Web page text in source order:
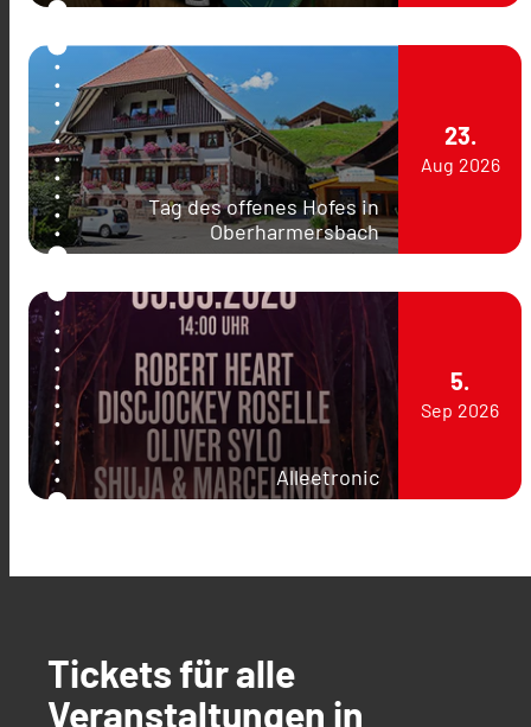
Tag des offenes Hofes in
Oberharmersbach
23.
Aug 2026
Alleetronic
5.
Sep 2026
Tickets für alle
Veranstaltungen in